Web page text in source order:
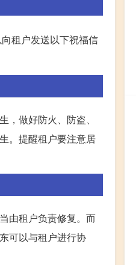
租户发送以下祝福信
做好防火、防盗、
。提醒租户要注意居
由租户负责修复。而
可以与租户进行协